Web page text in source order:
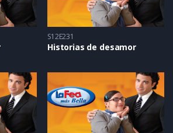
S12E231
Historias de desamor